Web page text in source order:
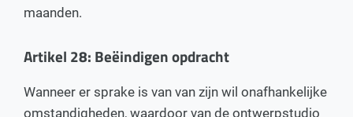
maanden.
Artikel 28: Beëindigen opdracht
Wanneer er sprake is van van zijn wil onafhankelijke
omstandigheden, waardoor van de ontwerpstudio